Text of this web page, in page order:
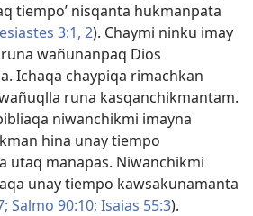
tiempo’ nisqanta hukmanpata
3:1, 2). Chaymi ninku imay
wañunanpaq Dios
Ichaqa chaypiqa rimachkan
runa kasqanchikmantam.
niwanchikmi imayna
hina unay tiempo
utaq manapas. Niwanchikmi
unay tiempo kawsakunamanta
Salmo 90:10; Isaias 55:3).